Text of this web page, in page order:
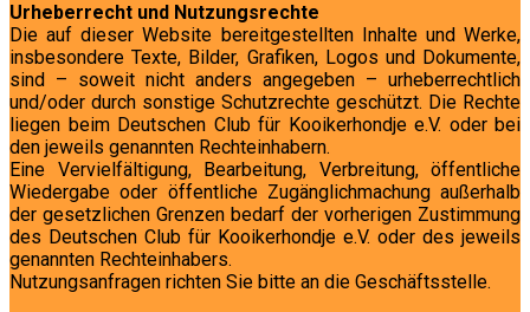
Urheberrecht und Nutzungsrechte
Die auf dieser Website bereitgestellten Inhalte und Werke,
insbesondere Texte, Bilder, Grafiken, Logos und Dokumente,
sind – soweit nicht anders angegeben – urheberrechtlich
und/oder durch sonstige Schutzrechte geschützt. Die Rechte
liegen beim Deutschen Club für Kooikerhondje e.V. oder bei
den jeweils genannten Rechteinhabern.
Eine Vervielfältigung, Bearbeitung, Verbreitung, öffentliche
Wiedergabe oder öffentliche Zugänglichmachung außerhalb
der gesetzlichen Grenzen bedarf der vorherigen Zustimmung
des Deutschen Club für Kooikerhondje e.V. oder des jeweils
genannten Rechteinhabers.
Nutzungsanfragen richten Sie bitte an die Geschäftsstelle.